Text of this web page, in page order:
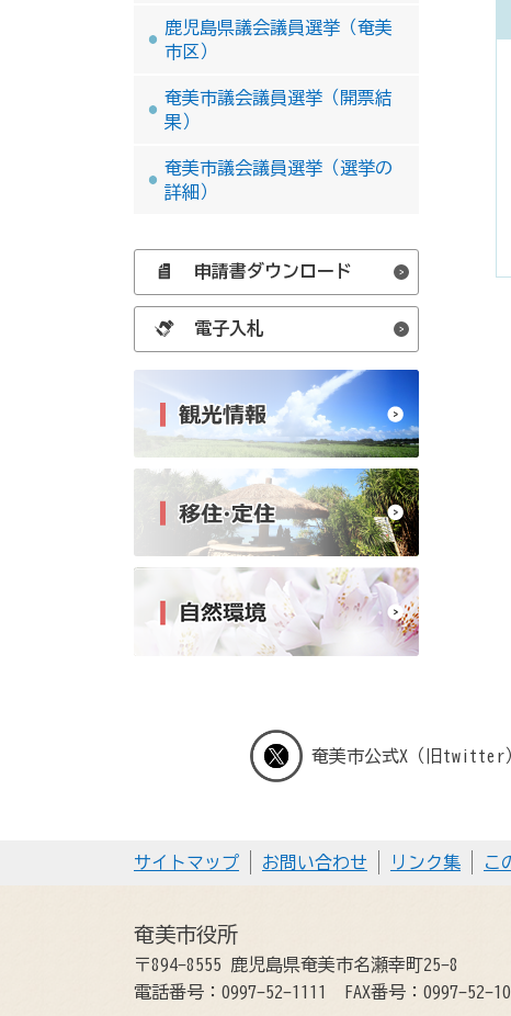
鹿児島県議会議員選挙（奄美
市区）
奄美市議会議員選挙（開票結
果）
奄美市議会議員選挙（選挙の
詳細）
申請書ダウンロード
電子入札
奄美市公式X（旧twitter
サイトマップ お問い合わせ リンク集 こ
奄美市役所
〒894-8555 鹿児島県奄美市名瀬幸町25-8
電話番号：0997-52-1111
FAX番号：0997-52-